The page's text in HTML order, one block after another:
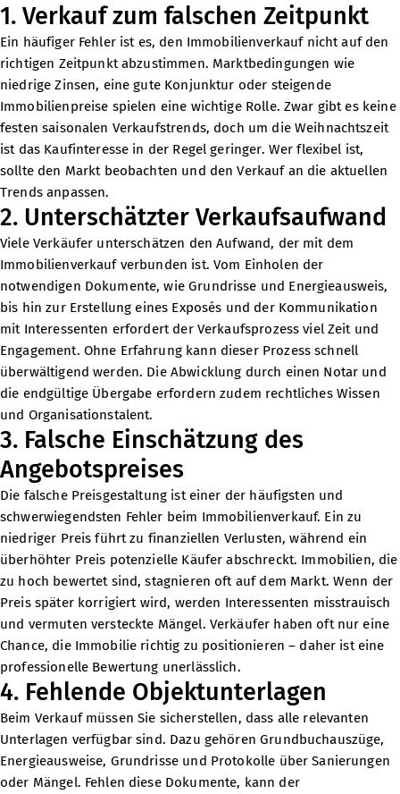
1. Verkauf zum falschen Zeitpunkt
Ein häufiger Fehler ist es, den Immobilienverkauf nicht auf den
richtigen Zeitpunkt abzustimmen. Marktbedingungen wie
niedrige Zinsen, eine gute Konjunktur oder steigende
Immobilienpreise spielen eine wichtige Rolle. Zwar gibt es keine
festen saisonalen Verkaufstrends, doch um die Weihnachtszeit
ist das Kaufinteresse in der Regel geringer. Wer flexibel ist,
sollte den Markt beobachten und den Verkauf an die aktuellen
Trends anpassen.
2. Unterschätzter Verkaufsaufwand
Viele Verkäufer unterschätzen den Aufwand, der mit dem
Immobilienverkauf verbunden ist. Vom Einholen der
notwendigen Dokumente, wie Grundrisse und Energieausweis,
bis hin zur Erstellung eines Exposés und der Kommunikation
mit Interessenten erfordert der Verkaufsprozess viel Zeit und
Engagement. Ohne Erfahrung kann dieser Prozess schnell
überwältigend werden. Die Abwicklung durch einen Notar und
die endgültige Übergabe erfordern zudem rechtliches Wissen
und Organisationstalent.
3. Falsche Einschätzung des
Angebotspreises
Die falsche Preisgestaltung ist einer der häufigsten und
schwerwiegendsten Fehler beim Immobilienverkauf. Ein zu
niedriger Preis führt zu finanziellen Verlusten, während ein
überhöhter Preis potenzielle Käufer abschreckt. Immobilien, die
zu hoch bewertet sind, stagnieren oft auf dem Markt. Wenn der
Preis später korrigiert wird, werden Interessenten misstrauisch
und vermuten versteckte Mängel. Verkäufer haben oft nur eine
Chance, die Immobilie richtig zu positionieren – daher ist eine
professionelle Bewertung unerlässlich.
4. Fehlende Objektunterlagen
Beim Verkauf müssen Sie sicherstellen, dass alle relevanten
Unterlagen verfügbar sind. Dazu gehören Grundbuchauszüge,
Energieausweise, Grundrisse und Protokolle über Sanierungen
oder Mängel. Fehlen diese Dokumente, kann der